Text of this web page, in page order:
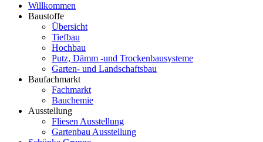
Willkommen
Baustoffe
Übersicht
Tiefbau
Hochbau
Putz, Dämm -und Trockenbausysteme
Garten- und Landschaftsbau
Baufachmarkt
Fachmarkt
Bauchemie
Ausstellung
Fliesen Ausstellung
Gartenbau Ausstellung